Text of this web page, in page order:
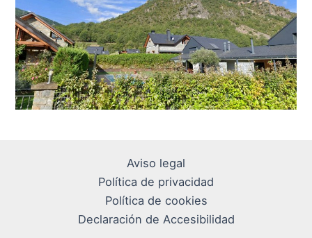
Aviso legal
Política de privacidad
Política de cookies
Declaración de Accesibilidad